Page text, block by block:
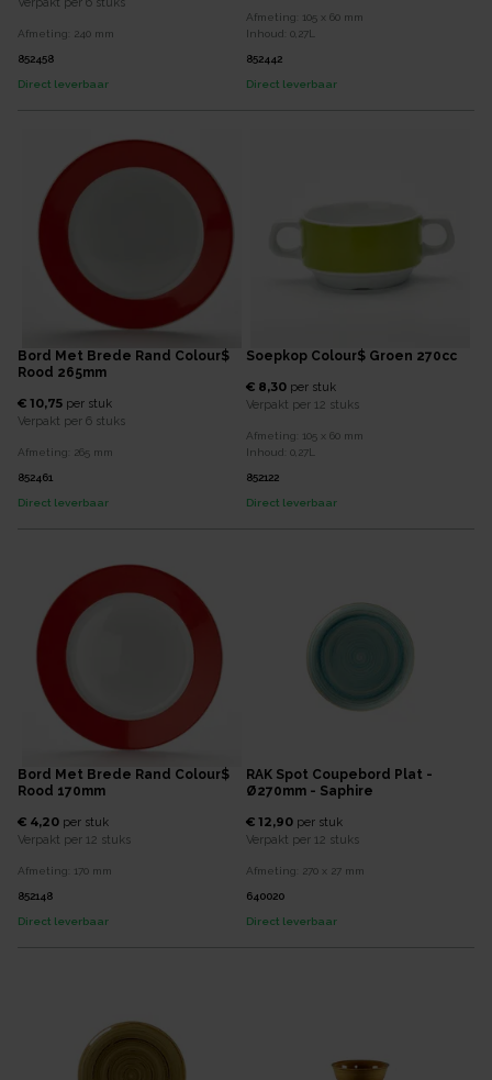
Verpakt per 6 stuks
Afmeting: 240 mm
852458
Direct leverbaar
Afmeting: 105 x 60 mm
Inhoud: 0,27L
852442
Direct leverbaar
Bord Met Brede Rand Colour$
Rood 265mm
€ 10,75 per stuk
Verpakt per 6 stuks
Afmeting: 265 mm
852461
Direct leverbaar
Soepkop Colour$ Groen 270cc
€ 8,30 per stuk
Verpakt per 12 stuks
Afmeting: 105 x 60 mm
Inhoud: 0,27L
852122
Direct leverbaar
Bord Met Brede Rand Colour$
Rood 170mm
€ 4,20 per stuk
Verpakt per 12 stuks
Afmeting: 170 mm
852148
Direct leverbaar
RAK Spot Coupebord Plat -
Ø270mm - Saphire
€ 12,90 per stuk
Verpakt per 12 stuks
Afmeting: 270 x 27 mm
640020
Direct leverbaar